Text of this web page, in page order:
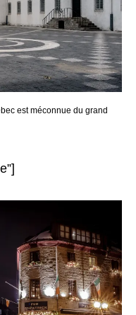
est méconnue du grand